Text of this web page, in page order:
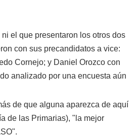
el que presentaron los otros dos
con sus precandidatos a vice:
Cornejo; y Daniel Orozco con
analizado por una encuesta aún
de que alguna aparezca de aquí
de las Primarias), "la mejor